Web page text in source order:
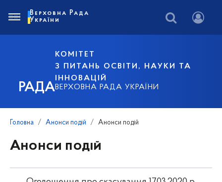
РАДА
КОМІТЕТ
З ПИТАНЬ ОСВІТИ, НАУКИ ТА
ІННОВАЦІЙ
ВЕРХОВНА РАДА УКРАЇНИ
Верховна Рада
України
Головна Анонси подій Анонси подій
Анонси подій